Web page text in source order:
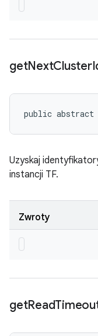
getNextCluster
public abstract
Uzyskaj
instancji TF.
Zwroty
getRead